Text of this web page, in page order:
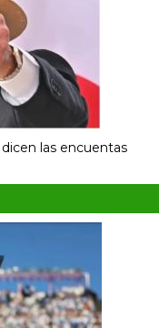
dicen las encuentas